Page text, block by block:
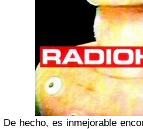
De hecho, es inmejorable